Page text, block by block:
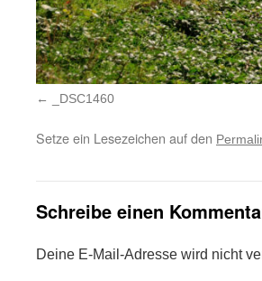
_DSC1460
Setze ein Lesezeichen auf den
Schreibe einen
Deine E-Mail-Adresse wird nicht